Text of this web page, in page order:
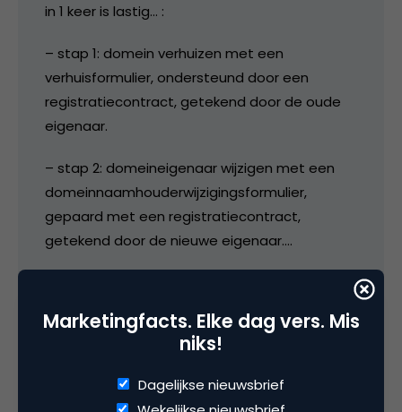
in 1 keer is lastig… :
– stap 1: domein verhuizen met een
verhuisformulier, ondersteund door een
registratiecontract, getekend door de oude
eigenaar.
– stap 2: domeineigenaar wijzigen met een
domeinnaamhouderwijzigingsformulier,
gepaard met een registratiecontract,
getekend door de nieuwe eigenaar….
Marketingfacts. Elke dag vers. Mis
niks!
Dagelijkse nieuwsbrief